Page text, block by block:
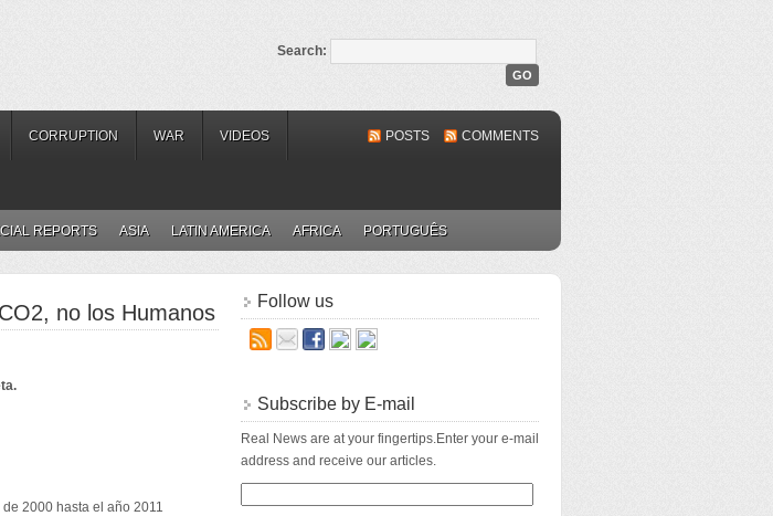
Search:
CORRUPTION WAR VIDEOS POSTS COMMENTS
REPORTS ASIA LATIN AMERICA AFRICA PORTUGUÊS
no los Humanos
2000 hasta el año 2011
Follow us
Subscribe by E-mail
Real News are at your fingertips.Enter your e-mail
address and receive our articles.